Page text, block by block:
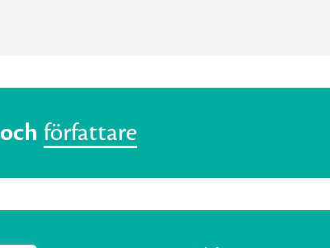
och författare